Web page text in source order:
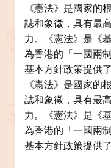
《憲法》是國家的
誌和象徵，具有最
力。《憲法》是《
為香港的「一國兩
基本方針政策提供
《憲法》是國家的
誌和象徵，具有最
力。《憲法》是《
為香港的「一國兩
基本方針政策提供